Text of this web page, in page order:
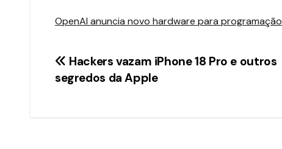
OpenAI anuncia novo hardware para programação
Navegação
de
Hackers vazam iPhone 18 Pro e outros
segredos da Apple